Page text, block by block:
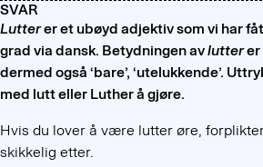
SVAR
Lutterer et ubøyd adjektiv som vi har
grad via dansk. Betydningen avlutterer
dermed også ‘bare’, ‘utelukkende’.
med lutt eller Luther å gjøre.
Hvis du lover å være lutter øre,
skikkelig etter.